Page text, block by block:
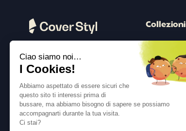
Collezioni
Legno
Pietra
Colore
Metallico
Ciao siamo noi…
I Cookies!
Abbiamo aspettato di essere sicuri che
questo sito ti interessi prima di
bussare, ma abbiamo bisogno di sapere se possiamo
accompagnarti durante la tua visita.
Ci stai?